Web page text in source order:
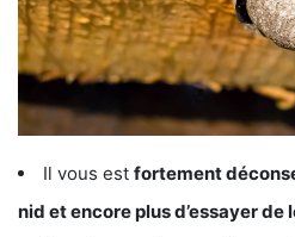
Il vous est fortement
nid et encore plus d’essayer